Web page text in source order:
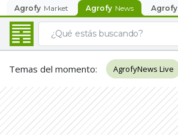
Agrofy Market Agrofy News Agrofy
Temas del momento: AgrofyNews Live